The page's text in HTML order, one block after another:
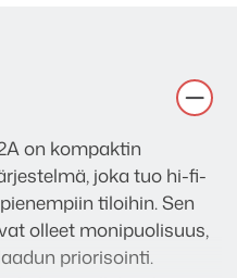
on kompaktin
joka tuo hi-fi-
tiloihin. Sen
olleet monipuolisuus,
priorisointi.